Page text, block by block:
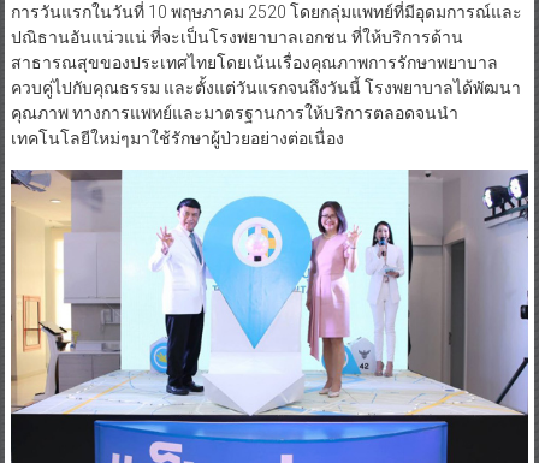
การวันแรกในวันที่ 10 พฤษภาคม 2520 โดยกลุ่มแพทย์ที่มีอุดมการณ์และ
ปณิธานอันแน่วแน่ ที่จะเป็นโรงพยาบาลเอกชน ที่ให้บริการด้าน
สาธารณสุขของประเทศไทยโดยเน้นเรื่องคุณภาพการรักษาพยาบาล
ควบคู่ไปกับคุณธรรม และตั้งแต่วันแรกจนถึงวันนี้ โรงพยาบาลได้พัฒนา
คุณภาพ ทางการแพทย์และมาตรฐานการให้บริการตลอดจนนำ
เทคโนโลยีใหม่ๆมาใช้รักษาผู้ป่วยอย่างต่อเนื่อง